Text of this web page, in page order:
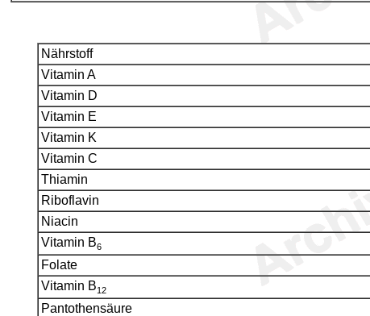
Nährstoff
Vitamin A
Vitamin D
Vitamin E
Vitamin K
Vitamin C
Thiamin
Riboflavin
Niacin
Vitamin B6
Folate
Vitamin B12
Pantothensäure